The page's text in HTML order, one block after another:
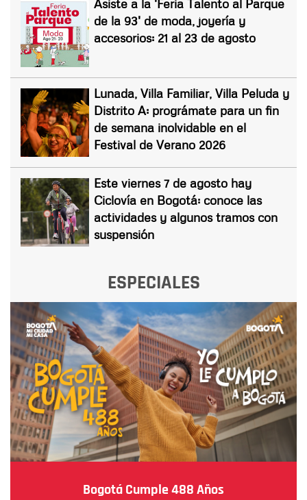
Asiste a la 'Feria Talento al Parque
de la 93' de moda, joyería y
accesorios: 21 al 23 de agosto
Lunada, Villa Familiar, Villa Peluda y
Distrito A: prográmate para un fin
de semana inolvidable en el
Festival de Verano 2026
Este viernes 7 de agosto hay
Ciclovía en Bogotá: conoce las
actividades y algunos tramos con
suspensión
ESPECIALES
Bogotá Cumple 488 Años